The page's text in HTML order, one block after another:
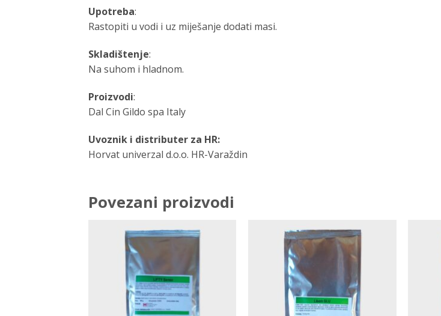
Upotreba:
Rastopiti u vodi i uz miješanje dodati masi.
Skladištenje:
Na suhom i hladnom.
Proizvodi:
Dal Cin Gildo spa Italy
Uvoznik i distributer za HR:
Horvat univerzal d.o.o. HR-Varaždin
Povezani proizvodi